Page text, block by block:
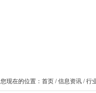
您现在的位置： 首页 /信息资讯 / 行